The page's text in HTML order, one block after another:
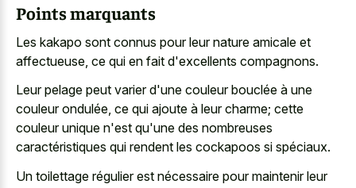
Points marquants
Les kakapo sont connus pour leur nature amicale et
affectueuse, ce qui en fait d'excellents compagnons.
Leur pelage peut varier d'une couleur bouclée à une
couleur ondulée, ce qui ajoute à leur charme; cette
couleur unique n'est qu'une des nombreuses
caractéristiques qui rendent les cockapoos si spéciaux.
Un toilettage régulier est nécessaire pour maintenir leur